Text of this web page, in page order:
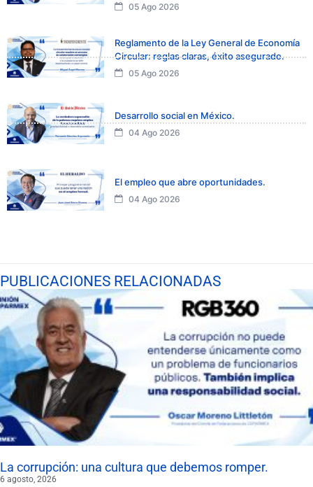
05 Ago 2026
Reglamento de la Ley General de Economía
Circular: reglas claras, éxito asegurado.
05 Ago 2026
Desarrollo social en México.
04 Ago 2026
El empleo que abre oportunidades.
04 Ago 2026
PUBLICACIONES RELACIONADAS
La corrupción: una cultura que debemos romper.
6 agosto, 2026